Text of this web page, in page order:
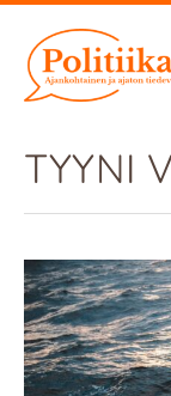
sisältöön
TYYNI